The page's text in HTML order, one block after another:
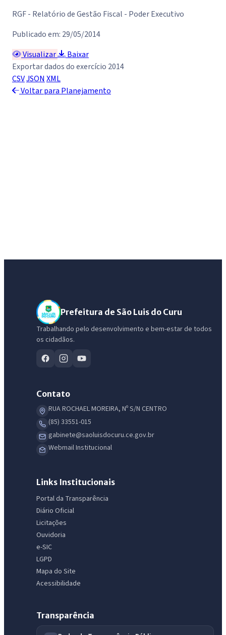
RGF - Relatório de Gestão Fiscal - Poder Executivo
Publicado em: 29/05/2014
Visualizar
Baixar
Exportar dados do exercício 2014
CSVJSON XML
Voltar para Planejamento
Prefeitura de São Luis do Curu
Trabalhando pelo desenvolvimento e bem-estar de todos
os cidadãos.
Contato
RUA ROCHAEL MOREIRA, Nº S/N CENTRO
(85) 33551-015
gabinete@saoluisdocuru.ce.gov.br
Webmail Institucional
Links Institucionais
Portal da Transparência
Diário Oficial
Licitações
Ouvidoria
e-SIC
LGPD
Mapa do Site
Acessibilidade
Transparência
IntGest AI
Assistente do Portal
Olá. Pergunte sobre serviços, notícias, legislação, Diário Oficial,
Licitações abertas Carta de serviços